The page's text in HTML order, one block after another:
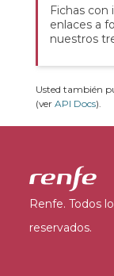
Fichas
enlaces a
nuestros
Usted también
(ver API Docs).
Renfe. Todos
reservados.